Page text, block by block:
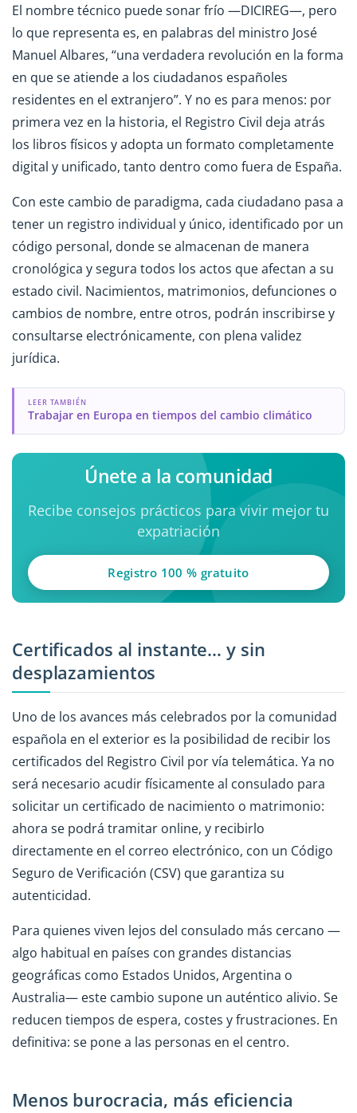
El nombre técnico puede sonar frío —DICIREG—, pero
lo que representa es, en palabras del ministro José
Manuel Albares, “una verdadera revolución en la forma
en que se atiende a los ciudadanos españoles
residentes en el extranjero”. Y no es para menos: por
primera vez en la historia, el Registro Civil deja atrás
los libros físicos y adopta un formato completamente
digital y unificado, tanto dentro como fuera de España.
Con este cambio de paradigma, cada ciudadano pasa a
tener un registro individual y único, identificado por un
código personal, donde se almacenan de manera
cronológica y segura todos los actos que afectan a su
estado civil. Nacimientos, matrimonios, defunciones o
cambios de nombre, entre otros, podrán inscribirse y
consultarse electrónicamente, con plena validez
jurídica.
LEER TAMBIÉN
Trabajar en Europa en tiempos del cambio climático
Únete a la comunidad
Recibe consejos prácticos para vivir mejor tu
expatriación
Registro 100 % gratuito
Certificados al instante… y sin
desplazamientos
Uno de los avances más celebrados por la comunidad
española en el exterior es la posibilidad de recibir los
certificados del Registro Civil por vía telemática. Ya no
será necesario acudir físicamente al consulado para
solicitar un certificado de nacimiento o matrimonio:
ahora se podrá tramitar online, y recibirlo
directamente en el correo electrónico, con un Código
Seguro de Verificación (CSV) que garantiza su
autenticidad.
Para quienes viven lejos del consulado más cercano —
algo habitual en países con grandes distancias
geográficas como Estados Unidos, Argentina o
Australia— este cambio supone un auténtico alivio. Se
reducen tiempos de espera, costes y frustraciones. En
definitiva: se pone a las personas en el centro.
Menos burocracia, más eficiencia